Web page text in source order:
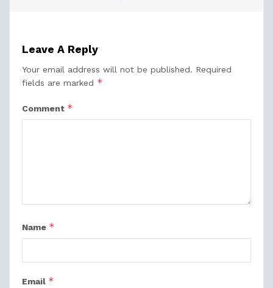
Leave A Reply
Your email address will not be published. Required
fields are marked *
Comment *
Name *
Email *